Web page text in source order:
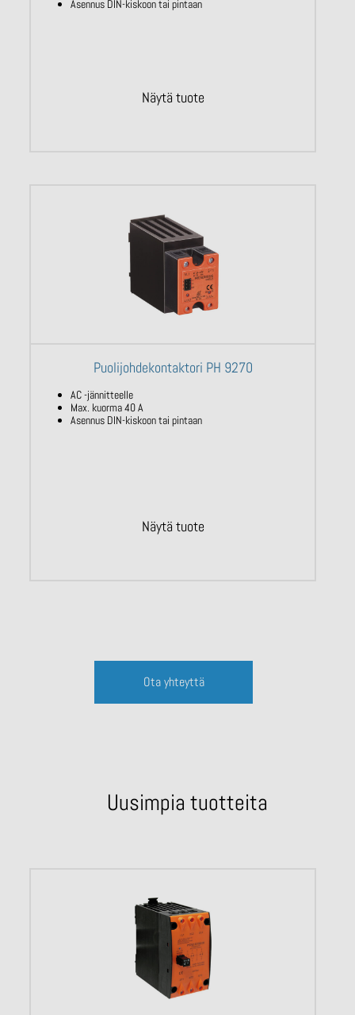
Asennus DIN-kiskoon tai pintaan
Näytä tuote
Puolijohdekontaktori PH 9270
AC -jännitteelle
Max. kuorma 40 A
Asennus DIN-kiskoon tai pintaan
Näytä tuote
Ota yhteyttä
Uusimpia tuotteita